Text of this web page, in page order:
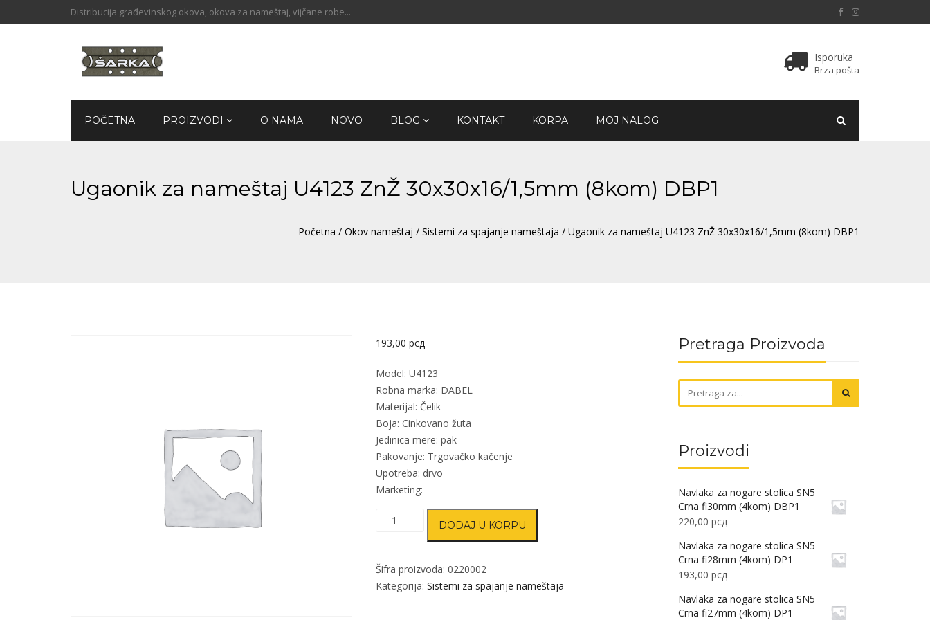
Distribucija građevinskog okova, okova za nameštaj, vijčane robe...
Isporuka
Brza pošta
POČETNA PROIZVODI O NAMA NOVO BLOG KONTAKT KORPA MOJ NALOG
Ugaonik za nameštaj U4123 ZnŽ 30x30x16/1,5mm (8kom) DBP1
Početna / Okov nameštaj / Sistemi za spajanje nameštaja / Ugaonik za nameštaj U4123 ZnŽ 30x30x16/1,5mm (8kom) DBP1
193,00 рсд
Model: U4123
Robna marka: DABEL
Materijal: Čelik
Boja: Cinkovano žuta
Jedinica mere: pak
Pakovanje: Trgovačko kačenje
Upotreba: drvo
Marketing:
Ugaonik
U4123
ZnŽ
DODAJ U KORPU
Šifra proizvoda: 0220002
Kategorija: Sistemi za spajanje nameštaja
Pretraga Proizvoda
Proizvodi
Navlaka za nogare stolica SN5
Crna fi30mm (4kom) DBP1
220,00 рсд
Navlaka za nogare stolica SN5
Crna fi28mm (4kom) DP1
193,00 рсд
Navlaka za nogare stolica SN5
Crna fi27mm (4kom) DP1